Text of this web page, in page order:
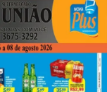
Next
Homem Percorreu Quase 2 Mil Km Para Matar Ex-Companheira No PR Após 17 Dias De Planejamento